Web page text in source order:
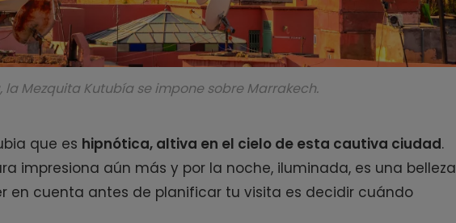
la Mezquita Kutubía se impone sobre Marrakech.
que es hipnótica, altiva en el cielo de esta cautiva ciudad.
impresiona aún más y por la noche, iluminada, es una belleza
en cuenta antes de planificar tu visita es decidir cuándo